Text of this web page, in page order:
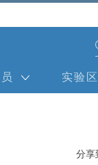
实验区
分享